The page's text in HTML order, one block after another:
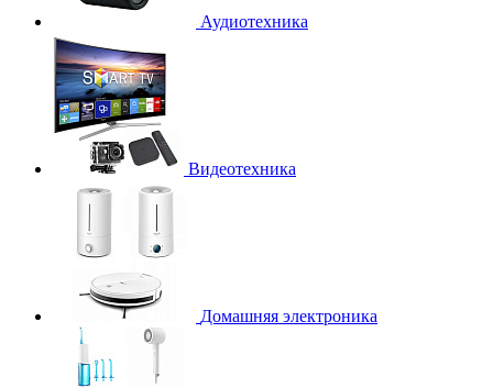
Аудиотехника
Видеотехника
Домашняя электроника